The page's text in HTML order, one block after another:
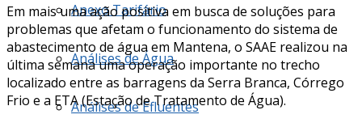
Anexo Tarifário
Análises de Água
Análises de Efluentes
Em mais uma ação positiva em busca de soluções para
problemas que afetam o funcionamento do sistema de
abastecimento de água em Mantena, o SAAE realizou na
última semana uma operação importante no trecho
localizado entre as barragens da Serra Branca, Córrego
Frio e a ETA (Estação de Tratamento de Água).